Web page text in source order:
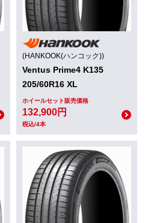
(HANKOOK(ハンコック))
Ventus Prime4 K135
205/60R16 XL
ホイールセット販売価格
132,900円
税込/4本